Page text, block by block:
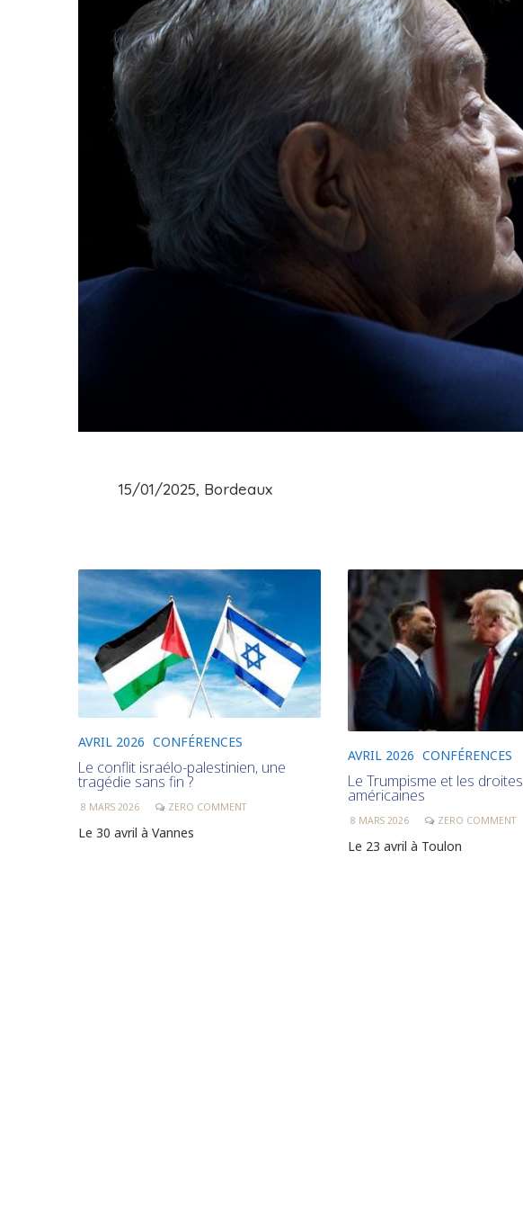
15/01/2025, Bordeaux
AVRIL 2026 CONFÉRENCES
Le conflit israélo-palestinien, une
tragédie sans fin ?
8 MARS 2026 ZERO COMMENT
Le 30 avril à Vannes
AVRIL 2026 CONFÉRENCES
Le Trumpisme et les droites
américaines
8 MARS 2026 ZERO COMMENT
Le 23 avril à Toulon